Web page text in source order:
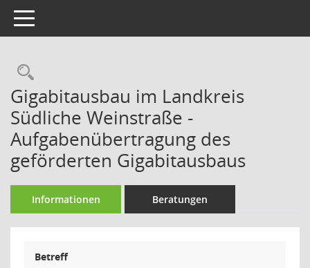
Toggle navigation
Rechercheauswahl
Gigabitausbau im Landkreis
Südliche Weinstraße -
Aufgabenübertragung des
geförderten Gigabitausbaus
Informationen Beratungen
Betreff